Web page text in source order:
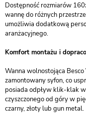
Dostępność rozmiarów
wannę do różnych
umożliwia dodatkową
aranżacyjnego.
Komfort montażu i
Wanna wolnostojąca
zamontowany syfon, co
posiada odpływ klik-klak
czyszczonego od góry w
czarny, złoty lub gun metal.